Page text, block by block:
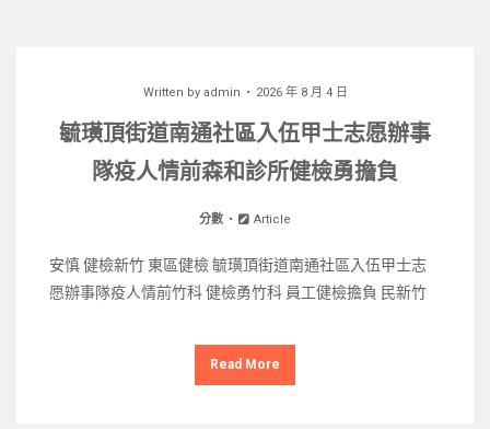
Written by admin 2026 年 8 月 4 日
毓璜頂街道南通社區入伍甲士志愿辦事
隊疫人情前森和診所健檢勇擔負
分數 Article
安慎 健檢新竹 東區健檢 毓璜頂街道南通社區入伍甲士志
愿辦事隊疫人情前竹科 健檢勇竹科 員工健檢擔負 民新竹
Read More